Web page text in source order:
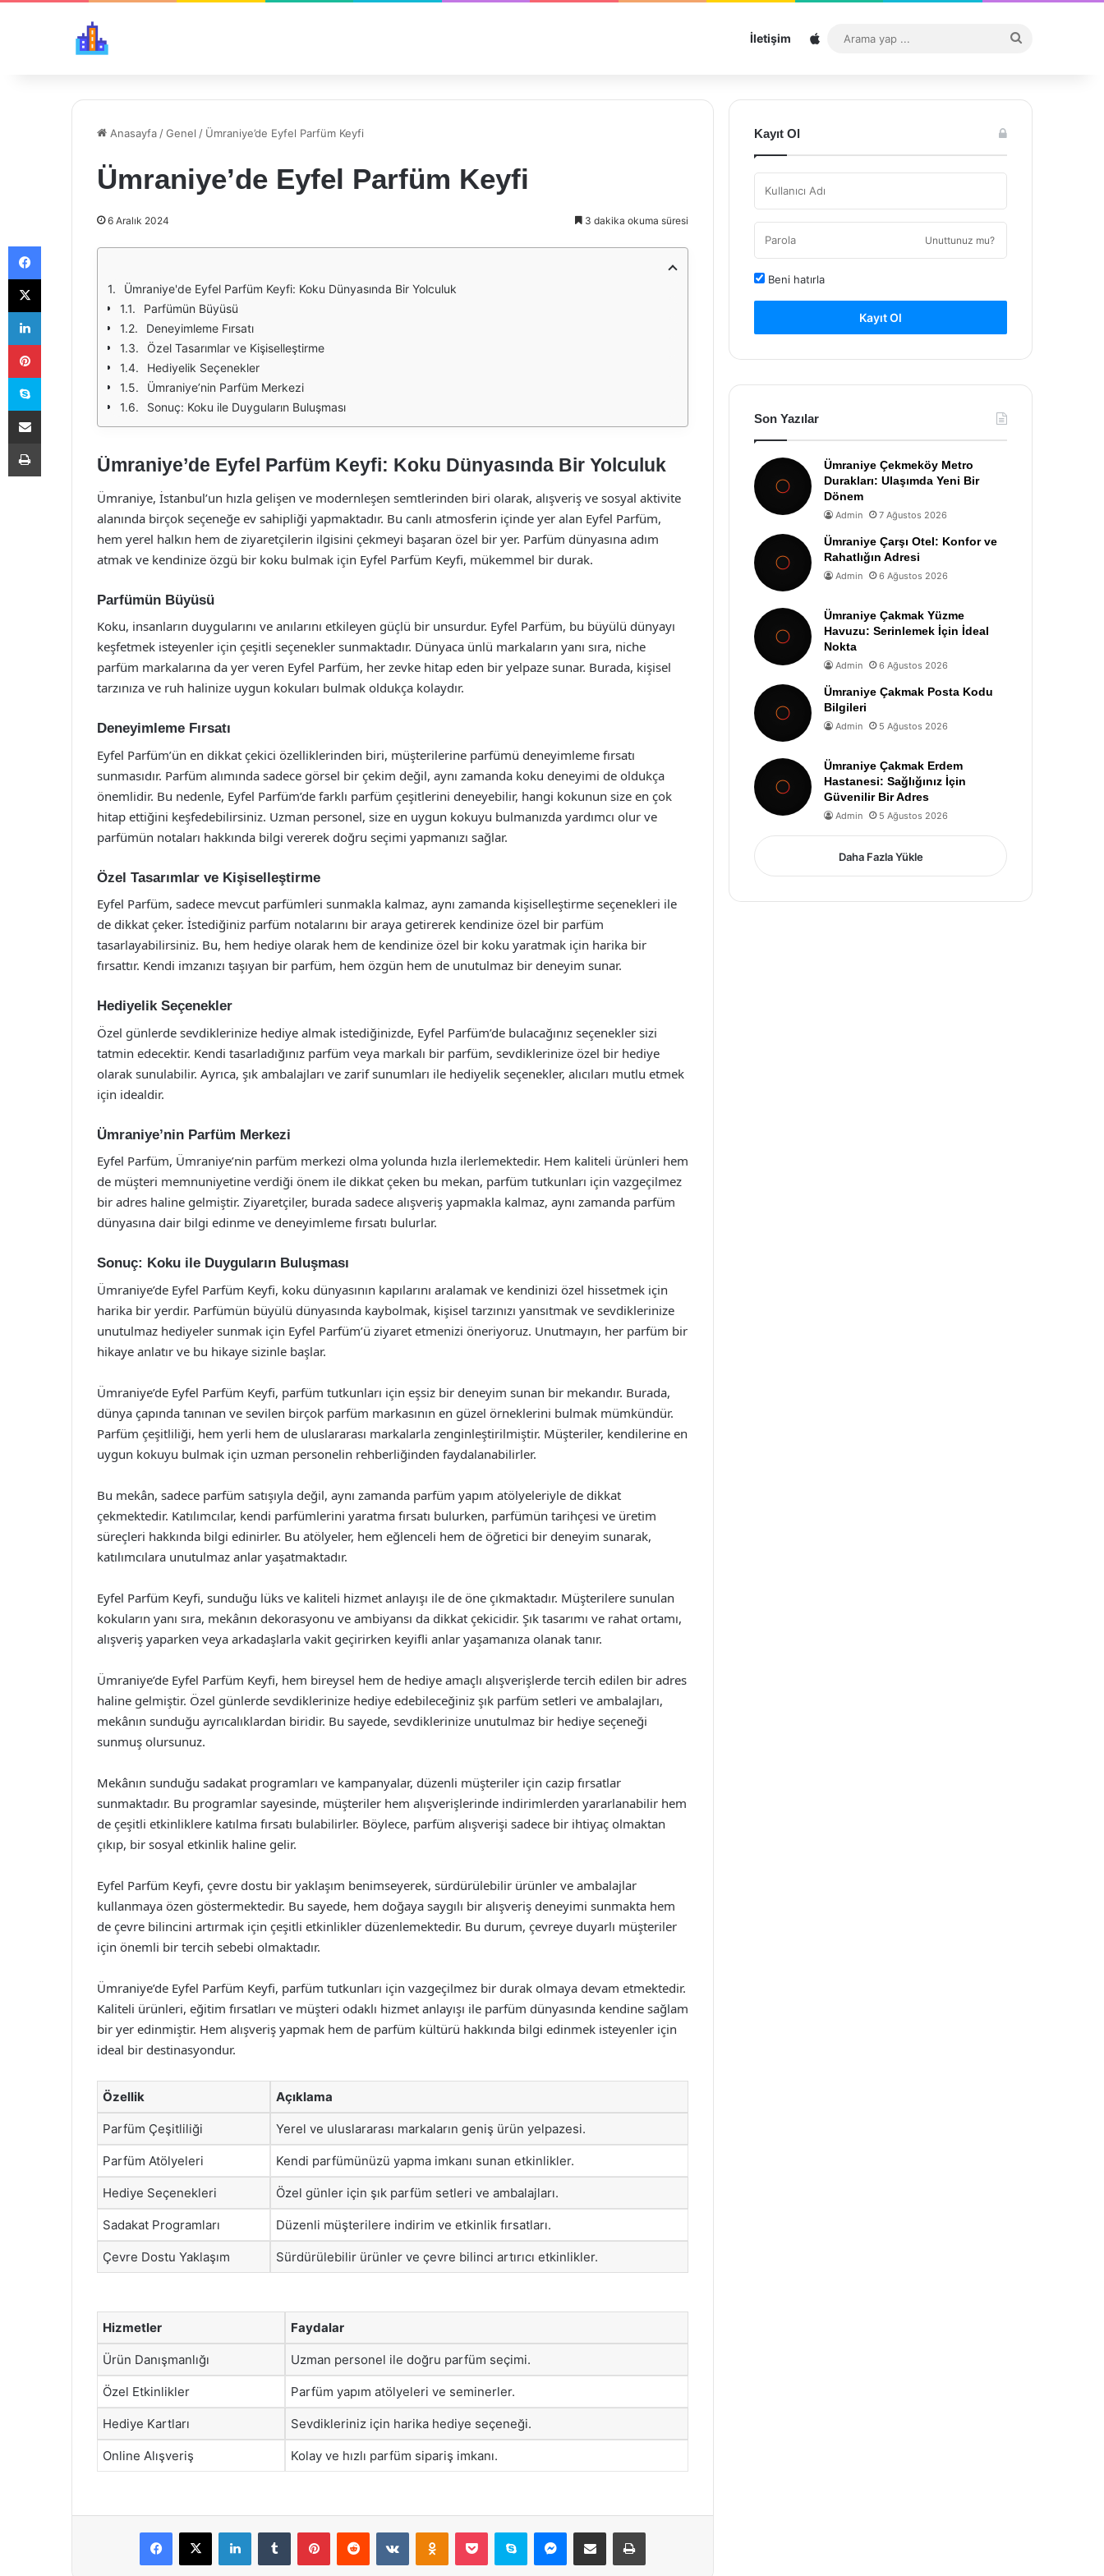
İletişim Sitemap
...
Anasayfa /Genel / Ümraniye’de Eyfel Parfüm Keyfi
Ümraniye’de Eyfel Parfüm Keyfi
6 Aralık 2024 3 dakika okuma süresi
Ümraniye'de Eyfel Parfüm Keyfi: Koku Dünyasında Bir Yolculuk
Parfümün Büyüsü
Deneyimleme Fırsatı
Özel Tasarımlar ve Kişiselleştirme
Hediyelik Seçenekler
Ümraniye’nin Parfüm Merkezi
Sonuç: Koku ile Duyguların Buluşması
Ümraniye’de Eyfel Parfüm Keyfi: Koku Dünyasında Bir Yolculuk
Ümraniye, İstanbul’un hızla gelişen ve modernleşen semtlerinden biri olarak, alışveriş ve sosyal aktivite
alanında birçok seçeneğe ev sahipliği yapmaktadır. Bu canlı atmosferin içinde yer alan Eyfel Parfüm,
hem yerel halkın hem de ziyaretçilerin ilgisini çekmeyi başaran özel bir yer. Parfüm dünyasına adım
atmak ve kendinize özgü bir koku bulmak için Eyfel Parfüm Keyfi, mükemmel bir durak.
Parfümün Büyüsü
Koku, insanların duygularını ve anılarını etkileyen güçlü bir unsurdur. Eyfel Parfüm, bu büyülü dünyayı
keşfetmek isteyenler için çeşitli seçenekler sunmaktadır. Dünyaca ünlü markaların yanı sıra, niche
parfüm markalarına da yer veren Eyfel Parfüm, her zevke hitap eden bir yelpaze sunar. Burada, kişisel
tarzınıza ve ruh halinize uygun kokuları bulmak oldukça kolaydır.
Deneyimleme Fırsatı
Eyfel Parfüm’ün en dikkat çekici özelliklerinden biri, müşterilerine parfümü deneyimleme fırsatı
sunmasıdır. Parfüm alımında sadece görsel bir çekim değil, aynı zamanda koku deneyimi de oldukça
önemlidir. Bu nedenle, Eyfel Parfüm’de farklı parfüm çeşitlerini deneyebilir, hangi kokunun size en çok
hitap ettiğini keşfedebilirsiniz. Uzman personel, size en uygun kokuyu bulmanızda yardımcı olur ve
parfümün notaları hakkında bilgi vererek doğru seçimi yapmanızı sağlar.
Özel Tasarımlar ve Kişiselleştirme
Eyfel Parfüm, sadece mevcut parfümleri sunmakla kalmaz, aynı zamanda kişiselleştirme seçenekleri ile
de dikkat çeker. İstediğiniz parfüm notalarını bir araya getirerek kendinize özel bir parfüm
tasarlayabilirsiniz. Bu, hem hediye olarak hem de kendinize özel bir koku yaratmak için harika bir
fırsattır. Kendi imzanızı taşıyan bir parfüm, hem özgün hem de unutulmaz bir deneyim sunar.
Hediyelik Seçenekler
Özel günlerde sevdiklerinize hediye almak istediğinizde, Eyfel Parfüm’de bulacağınız seçenekler sizi
tatmin edecektir. Kendi tasarladığınız parfüm veya markalı bir parfüm, sevdiklerinize özel bir hediye
olarak sunulabilir. Ayrıca, şık ambalajları ve zarif sunumları ile hediyelik seçenekler, alıcıları mutlu etmek
için idealdir.
Ümraniye’nin Parfüm Merkezi
Eyfel Parfüm, Ümraniye’nin parfüm merkezi olma yolunda hızla ilerlemektedir. Hem kaliteli ürünleri hem
de müşteri memnuniyetine verdiği önem ile dikkat çeken bu mekan, parfüm tutkunları için vazgeçilmez
bir adres haline gelmiştir. Ziyaretçiler, burada sadece alışveriş yapmakla kalmaz, aynı zamanda parfüm
dünyasına dair bilgi edinme ve deneyimleme fırsatı bulurlar.
Sonuç: Koku ile Duyguların Buluşması
Ümraniye’de Eyfel Parfüm Keyfi, koku dünyasının kapılarını aralamak ve kendinizi özel hissetmek için
harika bir yerdir. Parfümün büyülü dünyasında kaybolmak, kişisel tarzınızı yansıtmak ve sevdiklerinize
unutulmaz hediyeler sunmak için Eyfel Parfüm’ü ziyaret etmenizi öneriyoruz. Unutmayın, her parfüm bir
hikaye anlatır ve bu hikaye sizinle başlar.
Ümraniye’de Eyfel Parfüm Keyfi, parfüm tutkunları için eşsiz bir deneyim sunan bir mekandır. Burada,
dünya çapında tanınan ve sevilen birçok parfüm markasının en güzel örneklerini bulmak mümkündür.
Parfüm çeşitliliği, hem yerli hem de uluslararası markalarla zenginleştirilmiştir. Müşteriler, kendilerine en
uygun kokuyu bulmak için uzman personelin rehberliğinden faydalanabilirler.
Bu mekân, sadece parfüm satışıyla değil, aynı zamanda parfüm yapım atölyeleriyle de dikkat
çekmektedir. Katılımcılar, kendi parfümlerini yaratma fırsatı bulurken, parfümün tarihçesi ve üretim
süreçleri hakkında bilgi edinirler. Bu atölyeler, hem eğlenceli hem de öğretici bir deneyim sunarak,
katılımcılara unutulmaz anlar yaşatmaktadır.
Eyfel Parfüm Keyfi, sunduğu lüks ve kaliteli hizmet anlayışı ile de öne çıkmaktadır. Müşterilere sunulan
kokuların yanı sıra, mekânın dekorasyonu ve ambiyansı da dikkat çekicidir. Şık tasarımı ve rahat ortamı,
alışveriş yaparken veya arkadaşlarla vakit geçirirken keyifli anlar yaşamanıza olanak tanır.
Ümraniye’de Eyfel Parfüm Keyfi, hem bireysel hem de hediye amaçlı alışverişlerde tercih edilen bir adres
haline gelmiştir. Özel günlerde sevdiklerinize hediye edebileceğiniz şık parfüm setleri ve ambalajları,
mekânın sunduğu ayrıcalıklardan biridir. Bu sayede, sevdiklerinize unutulmaz bir hediye seçeneği
sunmuş olursunuz.
Mekânın sunduğu sadakat programları ve kampanyalar, düzenli müşteriler için cazip fırsatlar
sunmaktadır. Bu programlar sayesinde, müşteriler hem alışverişlerinde indirimlerden yararlanabilir hem
de çeşitli etkinliklere katılma fırsatı bulabilirler. Böylece, parfüm alışverişi sadece bir ihtiyaç olmaktan
çıkıp, bir sosyal etkinlik haline gelir.
Eyfel Parfüm Keyfi, çevre dostu bir yaklaşım benimseyerek, sürdürülebilir ürünler ve ambalajlar
kullanmaya özen göstermektedir. Bu sayede, hem doğaya saygılı bir alışveriş deneyimi sunmakta hem
de çevre bilincini artırmak için çeşitli etkinlikler düzenlemektedir. Bu durum, çevreye duyarlı müşteriler
için önemli bir tercih sebebi olmaktadır.
Ümraniye’de Eyfel Parfüm Keyfi, parfüm tutkunları için vazgeçilmez bir durak olmaya devam etmektedir.
Kaliteli ürünleri, eğitim fırsatları ve müşteri odaklı hizmet anlayışı ile parfüm dünyasında kendine sağlam
bir yer edinmiştir. Hem alışveriş yapmak hem de parfüm kültürü hakkında bilgi edinmek isteyenler için
ideal bir destinasyondur.
Özellik Açıklama
Parfüm Çeşitliliği Yerel ve uluslararası markaların geniş ürün yelpazesi.
Parfüm Atölyeleri Kendi parfümünüzü yapma imkanı sunan etkinlikler.
Hediye Seçenekleri Özel günler için şık parfüm setleri ve ambalajları.
Sadakat Programları Düzenli müşterilere indirim ve etkinlik fırsatları.
Çevre Dostu Yaklaşım Sürdürülebilir ürünler ve çevre bilinci artırıcı etkinlikler.
Hizmetler Faydalar
Ürün Danışmanlığı Uzman personel ile doğru parfüm seçimi.
Özel Etkinlikler Parfüm yapım atölyeleri ve seminerler.
Hediye Kartları Sevdikleriniz için harika hediye seçeneği.
Online Alışveriş Kolay ve hızlı parfüm sipariş imkanı.
Facebook
X LinkedInTumblr PinterestReddit VKontakteOdnoklassniki
Pocket Skype Messenger
E-Posta ile paylaş Yazdır
Kayıt Ol
Unuttunuz mu?
Beni hatırla
Kayıt Ol
Son Yazılar
Ümraniye Çekmeköy Metro
Durakları: Ulaşımda Yeni Bir
Dönem
Admin 7 Ağustos 2026
Ümraniye Çarşı Otel: Konfor ve
Rahatlığın Adresi
Admin 6 Ağustos 2026
Ümraniye Çakmak Yüzme
Havuzu: Serinlemek İçin İdeal
Nokta
Admin 6 Ağustos 2026
Ümraniye Çakmak Posta Kodu
Bilgileri
Admin 5 Ağustos 2026
Ümraniye Çakmak Erdem
Hastanesi: Sağlığınız İçin
Güvenilir Bir Adres
Admin 5 Ağustos 2026
Daha Fazla Yükle
Facebook
X
LinkedIn
Pinterest
Skype
E-Posta ile paylaş